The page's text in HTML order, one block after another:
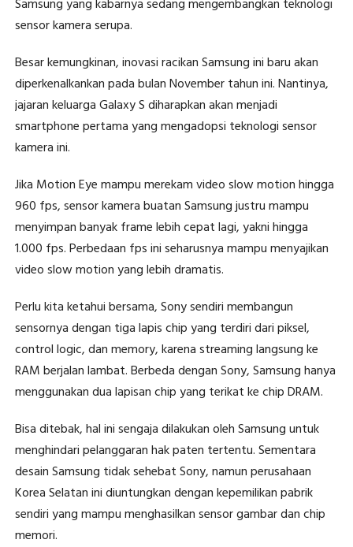
Samsung yang kabarnya sedang mengembangkan teknologi
sensor kamera serupa.
Besar kemungkinan, inovasi racikan Samsung ini baru akan
diperkenalkankan pada bulan November tahun ini. Nantinya,
jajaran keluarga Galaxy S diharapkan akan menjadi
smartphone pertama yang mengadopsi teknologi sensor
kamera ini.
Jika Motion Eye mampu merekam video slow motion hingga
960 fps, sensor kamera buatan Samsung justru mampu
menyimpan banyak frame lebih cepat lagi, yakni hingga
1.000 fps. Perbedaan fps ini seharusnya mampu menyajikan
video slow motion yang lebih dramatis.
Perlu kita ketahui bersama, Sony sendiri membangun
sensornya dengan tiga lapis chip yang terdiri dari piksel,
control logic, dan memory, karena streaming langsung ke
RAM berjalan lambat. Berbeda dengan Sony, Samsung hanya
menggunakan dua lapisan chip yang terikat ke chip DRAM.
Bisa ditebak, hal ini sengaja dilakukan oleh Samsung untuk
menghindari pelanggaran hak paten tertentu. Sementara
desain Samsung tidak sehebat Sony, namun perusahaan
Korea Selatan ini diuntungkan dengan kepemilikan pabrik
sendiri yang mampu menghasilkan sensor gambar dan chip
memori.